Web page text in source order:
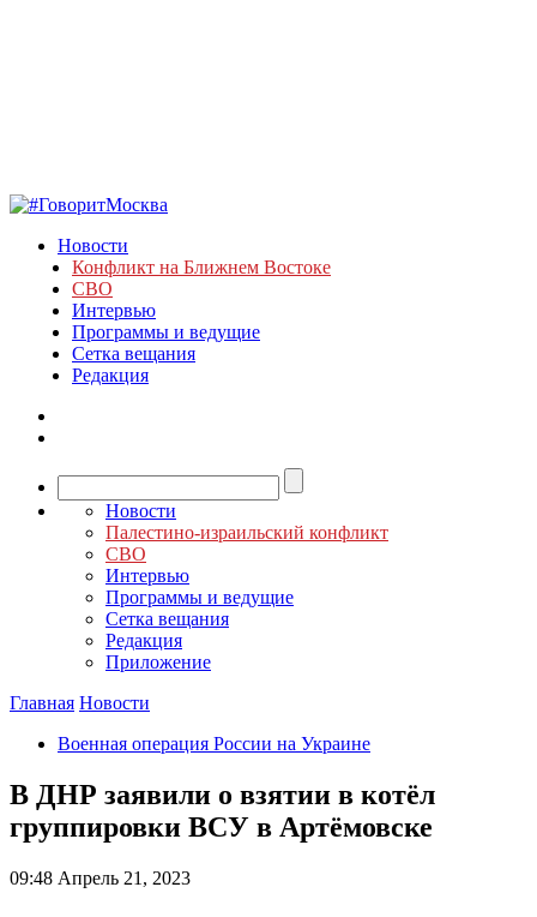
Новости
Конфликт на Ближнем Востоке
СВО
Интервью
Программы и ведущие
Сетка вещания
Редакция
Новости
Палестино-израильский конфликт
СВО
Интервью
Программы и ведущие
Сетка вещания
Редакция
Приложение
Главная Новости
Военная операция России на Украине
В ДНР заявили о взятии в котёл
группировки ВСУ в Артёмовске
09:48 Апрель 21, 2023